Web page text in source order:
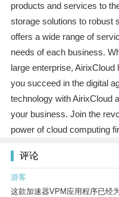
products and services to
storage solutions to robust
offers a wide range of
needs of each business.
large enterprise,
you succeed in the digital
technology with AirixCloud
your business. Join the
power of cloud computing
评论
游客
这款加速器VPM应用程序已经